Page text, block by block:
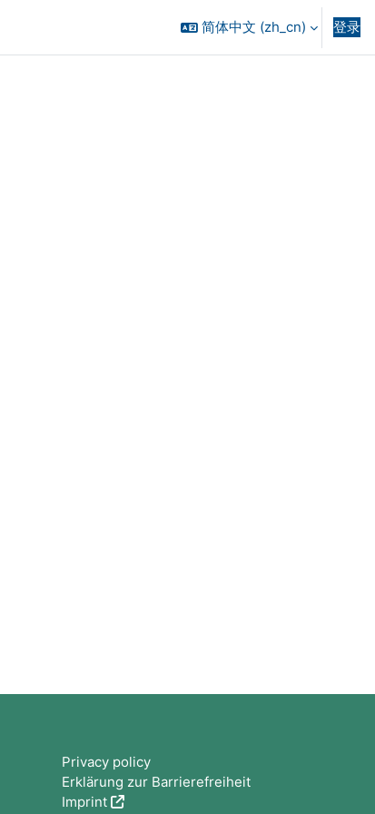
简体中文 ‎(zh_cn)‎ 登录
Privacy policy
Erklärung zur Barrierefreiheit
Imprint